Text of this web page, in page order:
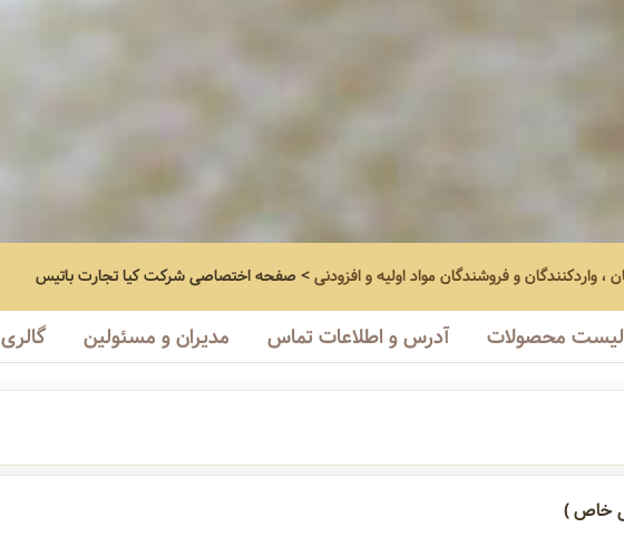
، واردکنندگان و فروشندگان مواد اولیه و افزودنی> صفحه اختصاصیشرکت کیا تجارت باتیس
لیست محصولات آدرس و اطلاعات تماس مدیران و مسئولین گالری
خاص )